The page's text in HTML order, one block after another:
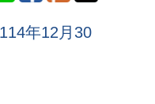
年12月30